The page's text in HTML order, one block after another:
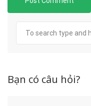
Bạn có câu hỏi?